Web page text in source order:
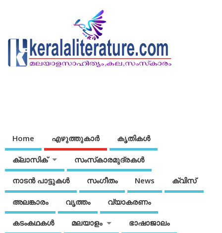
Home എഴുത്തുകാര്‍ കൃതികൾ
ക്ലാസിക് സംസ്‌കാരമുദ്രകള്‍
നാടന്‍ പാട്ടുകള്‍ സംഗീതം News ക്വിസ്
അലങ്കാരം വൃത്തം വ്യാകരണം
കടംകഥകള്‍ മലയാളം ഭാഷാജാലം